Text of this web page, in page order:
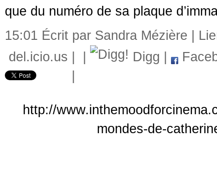
que du numéro de sa plaque
15:01 Écrit par Sandra Mézière |
del.icio.us
Digg
http://
mondes-de-